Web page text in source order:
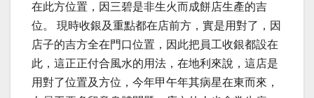
在此方位置，因三碧是非生火而成餅店生產的吉
位。 現時收銀及重點都在店前方，實是用對了，因
店子的吉方全在門口位置，因此把員工收銀都設在
此，這正正付合風水的用法，在地利來說，這店是
用對了位置及方位，今年甲午年其病星在東而來，